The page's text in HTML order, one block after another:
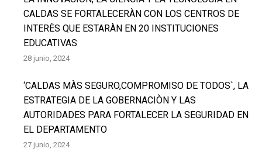
CALDAS SE FORTALECERÀN CON LOS CENTROS DE
INTERÈS QUE ESTARÀN EN 20 INSTITUCIONES
EDUCATIVAS
28 junio, 2024
‘CALDAS MÀS SEGURO,COMPROMISO DE TODOS`, LA
ESTRATEGIA DE LA GOBERNACIÒN Y LAS
AUTORIDADES PARA FORTALECER LA SEGURIDAD EN
EL DEPARTAMENTO
27 junio, 2024